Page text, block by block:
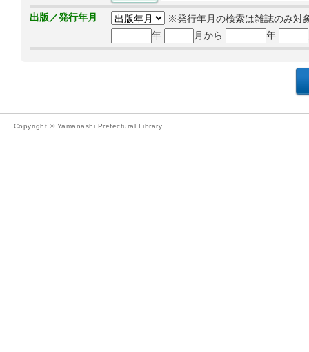
出版／発行年月
※発行年月の検索は雑誌のみ対
年
月から 年
Copyright © Yamanashi Prefectural Library